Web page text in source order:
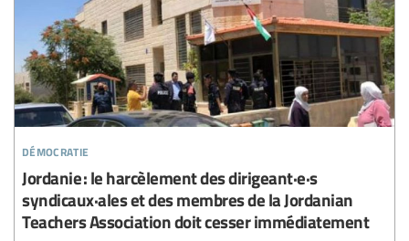
démocratie
Jordanie : le harcèlement des dirigeant·e·s
syndicaux·ales et des membres de la Jordanian
Teachers Association doit cesser immédiatement